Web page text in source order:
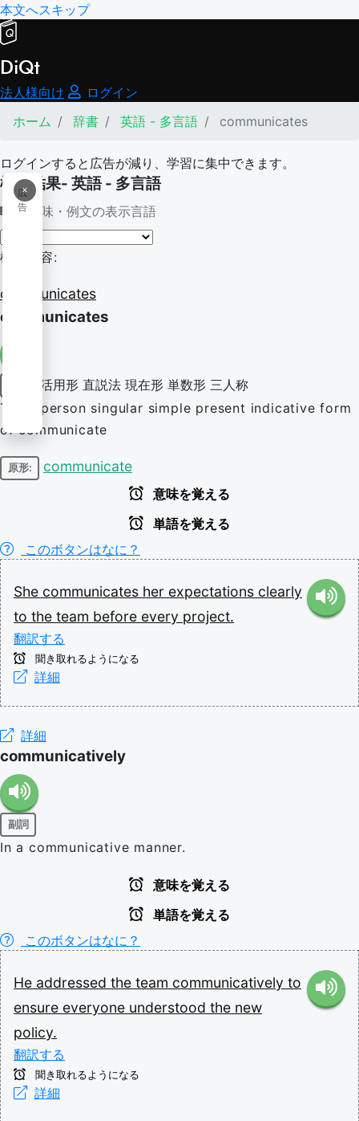
本文へスキップ
DiQt
法人様向け
ログイン
ホーム
辞書 英語 - 多言語 communicates
ログインすると広告が減り、学習に集中できます。
×
広
告
検索結果- 英語 - 多言語
意味・例文の表示言語
検索内容:
communicates
communicates
活用形 直説法 現在形 単数形 三人称
Third-person singular simple present indicative form
of communicate
原形: communicate
意味を覚える
単語を覚える
このボタンはなに？
She communicates her expectations clearly
to the team before every project.
翻訳する
聞き取れるようになる
詳細
詳細
communicatively
副詞
In a communicative manner.
意味を覚える
単語を覚える
このボタンはなに？
He addressed the team communicatively to
ensure everyone understood the new
policy.
翻訳する
聞き取れるようになる
詳細